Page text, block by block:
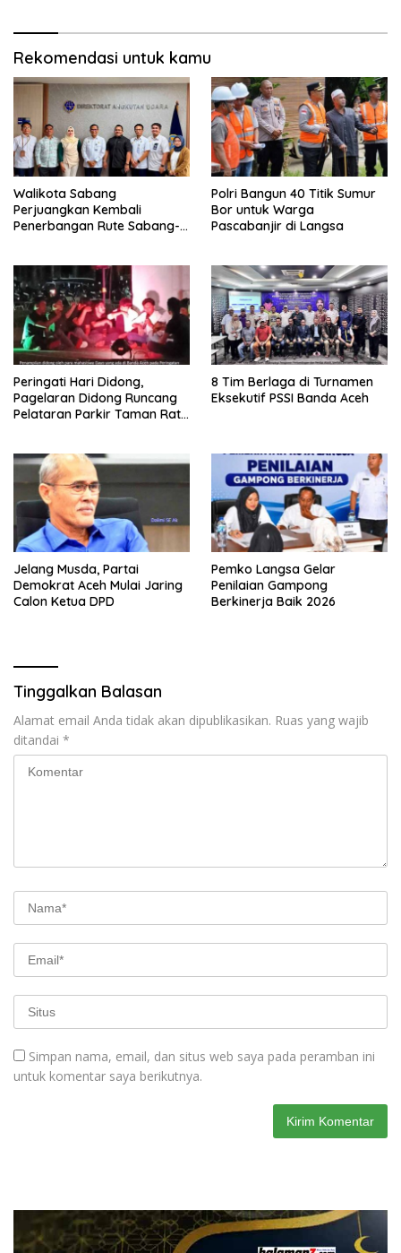
Rekomendasi untuk kamu
Walikota Sabang
Perjuangkan Kembali
Penerbangan Rute Sabang-
Polri Bangun 40 Titik Sumur
Bor untuk Warga
Pascabanjir di Langsa
Peringati Hari Didong,
Pagelaran Didong Runcang
Pelataran Parkir Taman Ratu
8 Tim Berlaga di Turnamen
Eksekutif PSSI Banda Aceh
Jelang Musda, Partai
Demokrat Aceh Mulai Jaring
Calon Ketua DPD
Pemko Langsa Gelar
Penilaian Gampong
Berkinerja Baik 2026
Tinggalkan Balasan
Alamat email Anda tidak akan dipublikasikan. Ruas yang wajib
ditandai *
Simpan nama, email, dan situs web saya pada peramban ini
untuk komentar saya berikutnya.